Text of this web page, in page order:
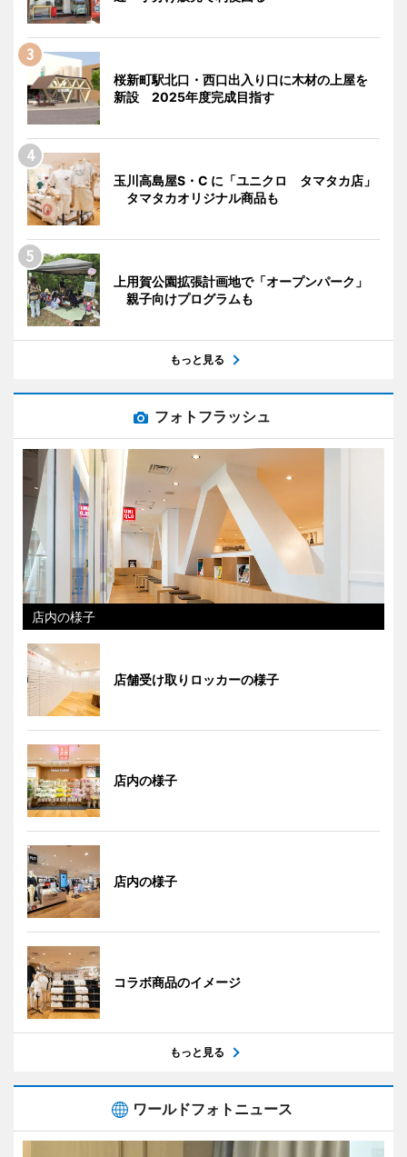
桜新町駅北口・西口出入り口に木材の上屋を
新設 2025年度完成目指す
玉川高島屋S・C に「ユニクロ タマタカ店」
タマタカオリジナル商品も
上用賀公園拡張計画地で「オープンパーク」
親子向けプログラムも
もっと見る
フォトフラッシュ
店内の様子
店舗受け取りロッカーの様子
店内の様子
店内の様子
コラボ商品のイメージ
もっと見る
ワールドフォトニュース